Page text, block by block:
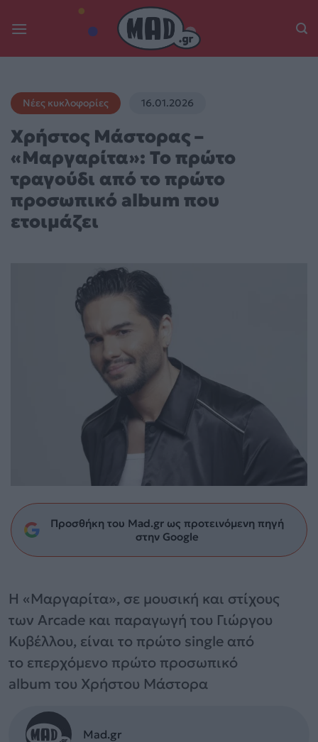
Νέες κυκλοφορίες 16.01.2026
Χρήστος Μάστορας –
«Μαργαρίτα»: Το πρώτο
τραγούδι από το πρώτο
προσωπικό album που
ετοιμάζει
Προσθήκη του Mad.gr ως προτεινόμενη πηγή
στην Google
H «Μαργαρίτα», σε μουσική και στίχους
των Arcade και παραγωγή του Γιώργου
Κυβέλλου, είναι το πρώτο single από
το επερχόμενο πρώτο προσωπικό
album του Χρήστου Μάστορα
Mad.gr